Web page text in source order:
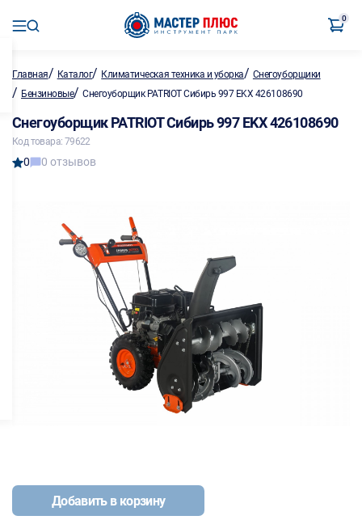
0
Главная/ Каталог/ Климатическая техника и уборка/ Снегоуборщики
/ Бензиновые/Снегоуборщик PATRIOT Сибирь 997 ЕKX 426108690
Снегоуборщик PATRIOT Сибирь 997 ЕKX 426108690
Код товара: 79622
0 0 отзывов
Добавить в корзину